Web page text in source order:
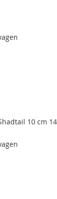
10 cm